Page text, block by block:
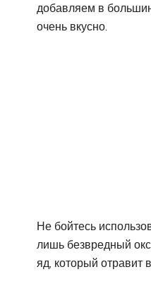
добавляем в
очень вкусно.
Не бойтесь
лишь безвредный
яд, который отравит